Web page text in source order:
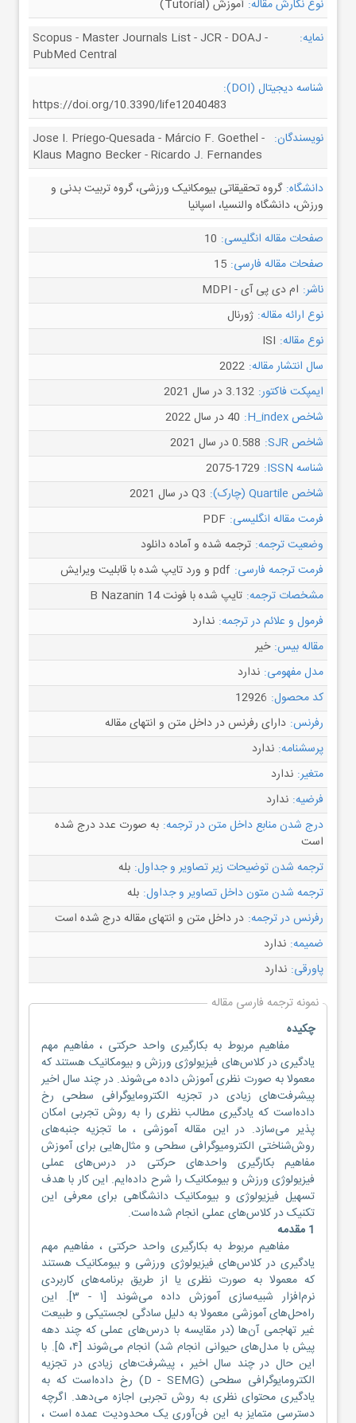
نوع نگارش مقاله: آموزش (Tutorial)
نمایه:
Scopus - Master Journals List - JCR - DOAJ -
PubMed Central
شناسه دیجیتال (DOI):
https://doi.org/10.3390/life12040483
نویسندگان: Jose I. Priego-Quesada - Márcio F. Goethel -
Klaus Magno Becker - Ricardo J. Fernandes
دانشگاه: گروه تحقیقاتی بیومکانیک ورزشی، گروه تربیت بدنی و
ورزش، دانشگاه والنسیا، اسپانیا
صفحات مقاله انگلیسی: 10
صفحات مقاله فارسی: 15
ناشر: ام دی پی آی - MDPI
نوع ارائه مقاله: ژورنال
نوع مقاله: ISI
سال انتشار مقاله: 2022
ایمپکت فاکتور: 3.132 در سال 2021
شاخص H_index:
40 در سال 2022
شاخص SJR:
0.588 در سال 2021
شناسه ISSN:
2075-1729
شاخص Quartile (چارک):
Q3 در سال 2021
فرمت مقاله انگلیسی: PDF
وضعیت ترجمه: ترجمه شده و آماده دانلود
فرمت ترجمه فارسی: pdf و ورد تایپ شده با قابلیت ویرایش
مشخصات ترجمه: تایپ شده با فونت B Nazanin 14
فرمول و علائم در ترجمه: ندارد
مقاله بیس: خیر
مدل مفهومی: ندارد
کد محصول: 12926
رفرنس: دارای رفرنس در داخل متن و انتهای مقاله
پرسشنامه: ندارد
متغیر: ندارد
فرضیه: ندارد
درج شدن منابع داخل متن در ترجمه: به صورت عدد درج شده
است
ترجمه شدن توضیحات زیر تصاویر و جداول: بله
ترجمه شدن متون داخل تصاویر و جداول: بله
رفرنس در ترجمه: در داخل متن و انتهای مقاله درج شده است
ضمیمه: ندارد
پاورقی: ندارد
نمونه ترجمه فارسی مقاله
چکیده
مفاهیم مربوط به بکارگیری واحد حرکتی ، مفاهیم مهم
یادگیری در کلاس‌های فیزیولوژی ورزش و بیومکانیک هستند که
معمولا به صورت نظری آموزش داده می‌شوند. در چند سال اخیر
پیشرفت‌های زیادی در تجزیه الکترومایوگرافی سطحی رخ
داده‌است که یادگیری مطالب نظری را به روش تجربی امکان
پذیر می‌سازد. در این مقاله آموزشی ، ما تجزیه جنبه‌های
روش‌شناختی الکترومیوگرافی سطحی و مثال‌هایی برای آموزش
مفاهیم بکارگیری واحدهای حرکتی در درس‌های عملی
فیزیولوژی ورزش و بیومکانیک را شرح داده‌ایم. این کار با هدف
تسهیل فیزیولوژی و بیومکانیک دانشگاهی برای معرفی این
تکنیک در کلاس‌های عملی انجام شده‌است.
1 مقدمه
مفاهیم مربوط به بکارگیری واحد حرکتی ، مفاهیم مهم
یادگیری در کلاس‌های فیزیولوژی ورزشی و بیومکانیک هستند
که معمولا به صورت نظری یا از طریق برنامه‌های کاربردی
نرم‌افزار شبیه‌سازی آموزش داده می‌شوند [۱ - ۳]‏. این
راه‌حل‌های آموزشی معمولا به دلیل سادگی لجستیکی و طبیعت
غیر تهاجمی آن‌ها (‏در مقایسه با درس‌های عملی که چند دهه
پیش با مدل‌های حیوانی انجام شد) ‏انجام می‌شوند [۴، ۵]‏. با
این حال در چند سال اخیر ، پیشرفت‌های زیادی در تجزیه
الکترومایوگرافی سطحی (‏D - SEMG) ‏رخ داده‌است که به
یادگیری محتوای نظری به روش تجربی اجازه می‌دهد. اگرچه
دسترسی متمایز به این فن‌آوری یک محدودیت عمده است ،